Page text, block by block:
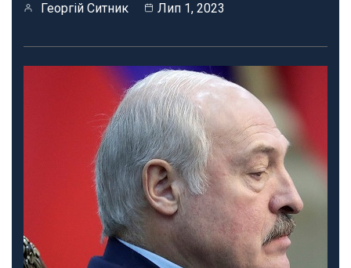
Георгій Ситник Лип 1, 2023